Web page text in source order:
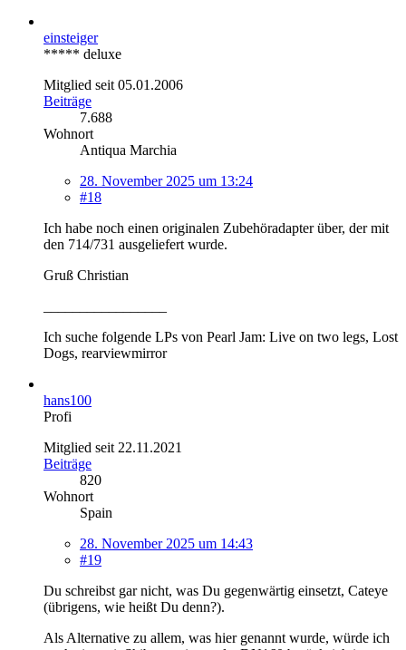
einsteiger
***** deluxe
Mitglied seit 05.01.2006
Beiträge
7.688
Wohnort
Antiqua Marchia
28. November 2025 um 13:24
#18
Ich habe noch einen originalen Zubehöradapter über, der mit
den 714/731 ausgeliefert wurde.
Gruß Christian
Ich suche folgende LPs von Pearl Jam: Live on two legs, Lost
Dogs, rearviewmirror
hans100
Profi
Mitglied seit 22.11.2021
Beiträge
820
Wohnort
Spain
28. November 2025 um 14:43
#19
Du schreibst gar nicht, was Du gegenwärtig einsetzt, Cateye
(übrigens, wie heißt Du denn?).
Als Alternative zu allem, was hier genannt wurde, würde ich